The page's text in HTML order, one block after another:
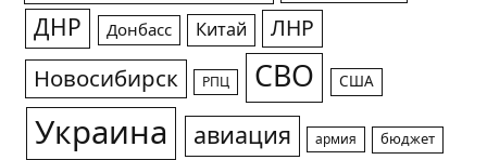
ДНР Донбасс Китай ЛНР
Новосибирск РПЦ СВО США
Украина авиация армия бюджет